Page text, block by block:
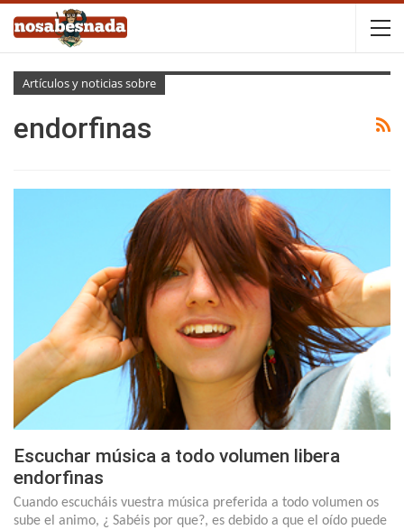
Artículos y noticias sobre
endorfinas
Escuchar música a todo volumen libera
endorfinas
Cuando escucháis vuestra música preferida a todo volumen os
sube el animo, ¿ Sabéis por que?, es debido a que el oído puede